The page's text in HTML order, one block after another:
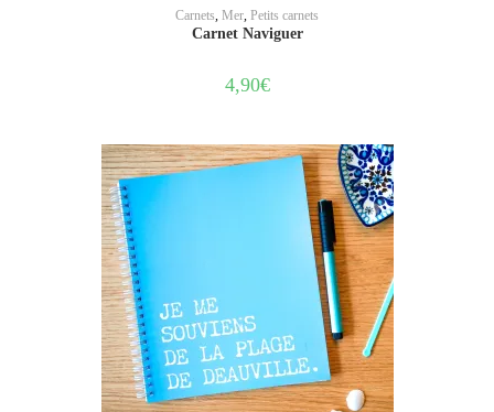
AJOUTER AU PANIER
Carnets, Mer, Petits carnets
Carnet Naviguer
4,90€